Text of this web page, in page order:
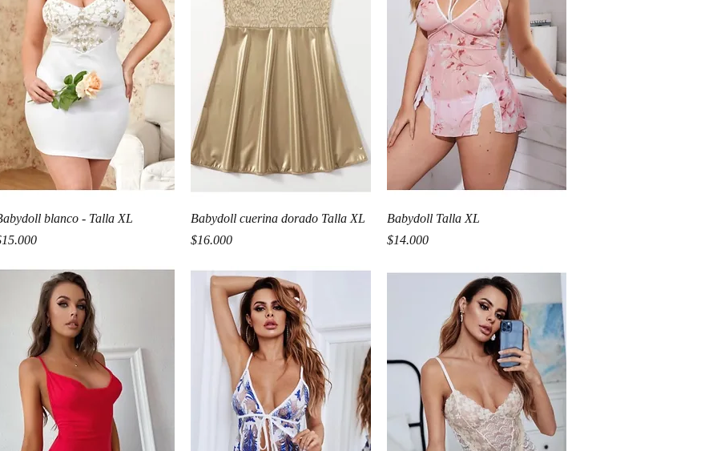
Vista rápida
blanco - Talla XL
Vista rápida
Babydoll cuerina dorado Talla XL
Precio
$16.000
Vista rápida
Babydoll Talla XL
Precio
$14.000